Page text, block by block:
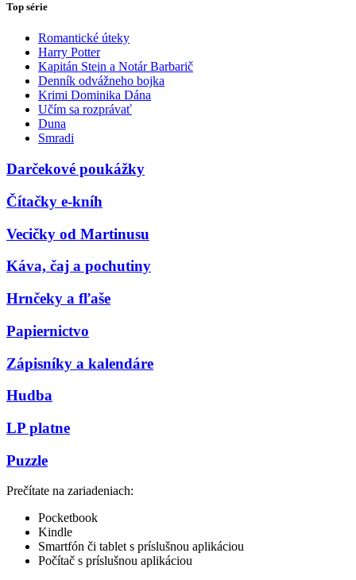
Top série
Romantické úteky
Harry Potter
Kapitán Stein a Notár Barbarič
Denník odvážneho bojka
Krimi Dominika Dána
Učím sa rozprávať
Duna
Smradi
Darčekové poukážky
Čítačky e-kníh
Vecičky od Martinusu
Káva, čaj a pochutiny
Hrnčeky a fľaše
Papiernictvo
Zápisníky a kalendáre
Hudba
LP platne
Puzzle
Prečítate na zariadeniach:
Pocketbook
Kindle
Smartfón či tablet s príslušnou aplikáciou
Počítač s príslušnou aplikáciou